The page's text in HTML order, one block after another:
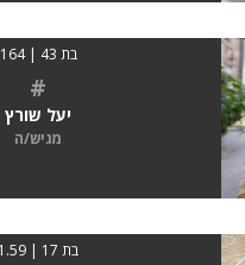
בת 43 | 164
#
יעל שורץ
מגיש/ה
בת 17 | 1.59